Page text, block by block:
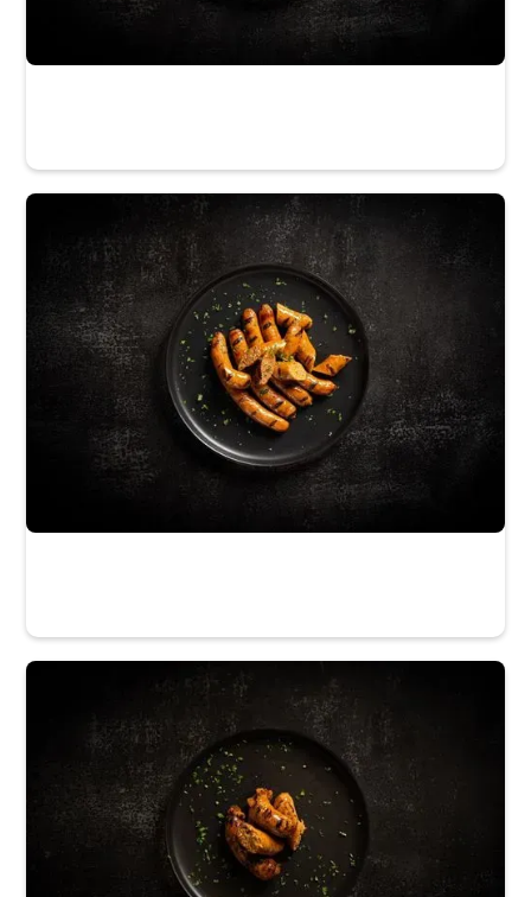
La Maison du Gibier
La Maison du Gibier